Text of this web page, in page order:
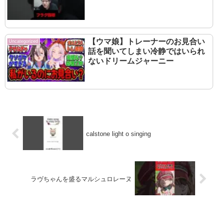
Uncategorized
【ウマ娘】トレーナーのお見合い
話を聞いてしまい冷静ではいられ
ないドリームジャーニー
calstone light o singing
ラヴちゃんを盛るマルシュロレーヌ